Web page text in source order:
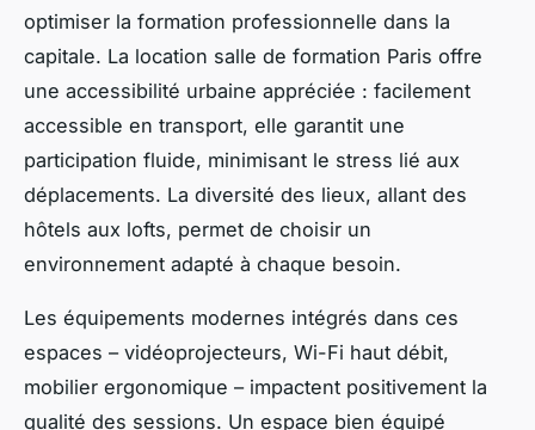
optimiser la formation professionnelle dans la
capitale. La location salle de formation Paris offre
une accessibilité urbaine appréciée : facilement
accessible en transport, elle garantit une
participation fluide, minimisant le stress lié aux
déplacements. La diversité des lieux, allant des
hôtels aux lofts, permet de choisir un
environnement adapté à chaque besoin.
Les équipements modernes intégrés dans ces
espaces – vidéoprojecteurs, Wi-Fi haut débit,
mobilier ergonomique – impactent positivement la
qualité des sessions. Un espace bien équipé